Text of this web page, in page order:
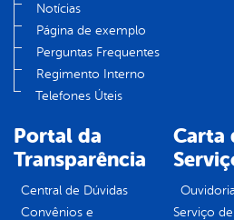
Notícias
Página de exemplo
Perguntas Frequentes
Regimento Interno
Telefones Úteis
Portal da
Transparência
Central de Dúvidas
Convênios e
Carta
Serviço de